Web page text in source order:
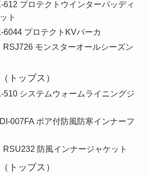
612 プロテクトウインターパッディ
ト
6044 プロテクトKVパーカ
RSJ726 モンスターオールシーズン
トップス）
510 システムウォームライニングジ
007FA ボア付防風防寒インナーフ
RSU232 防風インナージャケット
トップス）